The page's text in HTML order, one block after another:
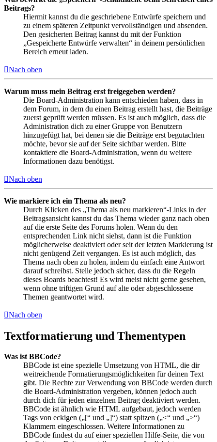
Beitrags?
Hiermit kannst du die geschriebene Entwürfe speichern und
zu einem späteren Zeitpunkt vervollständigen und absenden.
Den gesicherten Beitrag kannst du mit der Funktion
„Gespeicherte Entwürfe verwalten“ in deinem persönlichen
Bereich erneut laden.
Nach oben
Warum muss mein Beitrag erst freigegeben werden?
Die Board-Administration kann entschieden haben, dass in
dem Forum, in dem du einen Beitrag erstellt hast, die Beiträge
zuerst geprüft werden müssen. Es ist auch möglich, dass die
Administration dich zu einer Gruppe von Benutzern
hinzugefügt hat, bei denen sie die Beiträge erst begutachten
möchte, bevor sie auf der Seite sichtbar werden. Bitte
kontaktiere die Board-Administration, wenn du weitere
Informationen dazu benötigst.
Nach oben
Wie markiere ich ein Thema als neu?
Durch Klicken des „Thema als neu markieren“-Links in der
Beitragsansicht kannst du das Thema wieder ganz nach oben
auf die erste Seite des Forums holen. Wenn du den
entsprechenden Link nicht siehst, dann ist die Funktion
möglicherweise deaktiviert oder seit der letzten Markierung ist
nicht genügend Zeit vergangen. Es ist auch möglich, das
Thema nach oben zu holen, indem du einfach eine Antwort
darauf schreibst. Stelle jedoch sicher, dass du die Regeln
dieses Boards beachtest! Es wird meist nicht gerne gesehen,
wenn ohne triftigen Grund auf alte oder abgeschlossene
Themen geantwortet wird.
Nach oben
Textformatierung und Thementypen
Was ist BBCode?
BBCode ist eine spezielle Umsetzung von HTML, die dir
weitreichende Formatierungsmöglichkeiten für deinen Text
gibt. Die Rechte zur Verwendung von BBCode werden durch
die Board-Administration vergeben, können jedoch auch
durch dich für jeden einzelnen Beitrag deaktiviert werden.
BBCode ist ähnlich wie HTML aufgebaut, jedoch werden
Tags von eckigen („[“ und „]“) statt spitzen („<“ und „>“)
Klammern eingeschlossen. Weitere Informationen zu
BBCode findest du auf einer speziellen Hilfe-Seite, die von